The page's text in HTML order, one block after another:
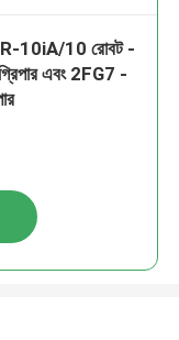
10iA/10 রোবট -
এবং 2FG7 -